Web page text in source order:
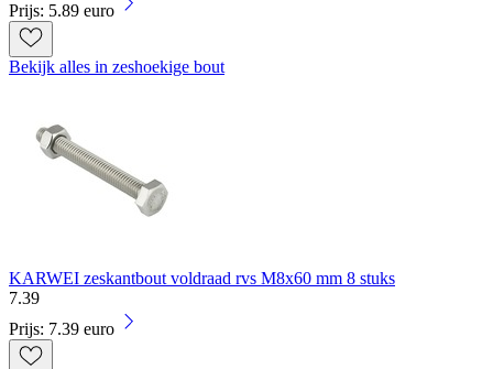
Prijs: 5.89 euro
Bekijk alles in zeshoekige bout
KARWEI zeskantbout voldraad rvs M8x60 mm 8 stuks
7.39
Prijs: 7.39 euro